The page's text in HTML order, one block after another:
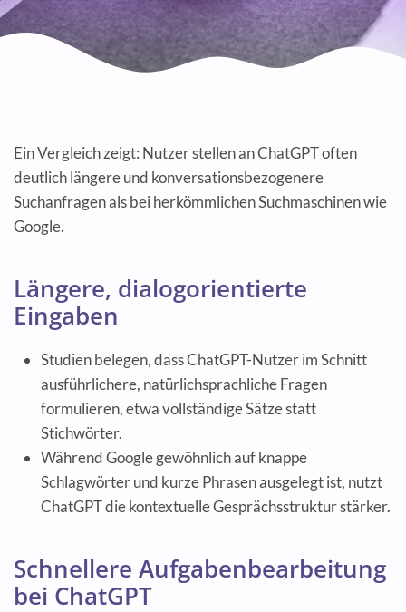
Ein Vergleich zeigt: Nutzer stellen an ChatGPT often
deutlich längere und konversationsbezogenere
Suchanfragen als bei herkömmlichen Suchmaschinen wie
Google.
Längere, dialogorientierte
Eingaben
Studien belegen, dass ChatGPT-Nutzer im Schnitt
ausführlichere, natürlichsprachliche Fragen
formulieren, etwa vollständige Sätze statt
Stichwörter.
Während Google gewöhnlich auf knappe
Schlagwörter und kurze Phrasen ausgelegt ist, nutzt
ChatGPT die kontextuelle Gesprächsstruktur stärker.
Schnellere Aufgabenbearbeitung
bei ChatGPT